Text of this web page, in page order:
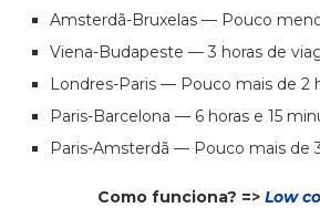
Amsterdã-Bruxelas — Pouco
Viena-Budapeste — 3 horas de
Londres-Paris — Pouco mais de 2
Paris-Barcelona — 6 horas e 15
Paris-Amsterdã — Pouco mais de
Como funciona? => Low